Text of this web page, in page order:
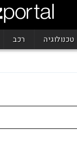
טכנולוגיה רכב